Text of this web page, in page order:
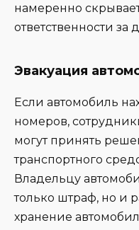
намеренно
ответственности
Эвакуация
Если автомобиль
номеров,
могут принять
транспортного
Владельцу
только штраф, но и
хранение